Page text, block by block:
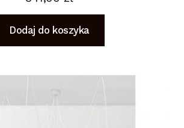
Dodaj do koszyka